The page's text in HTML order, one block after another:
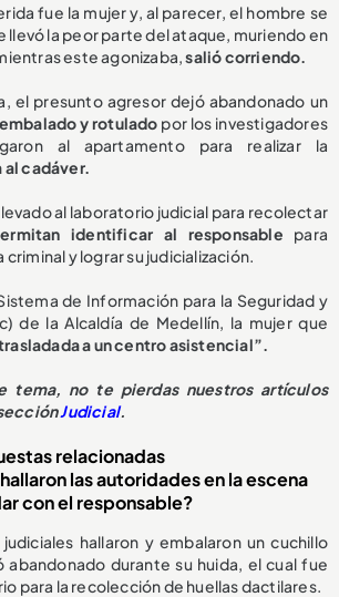
fue la mujer y, al parecer, el hombre se
llevó la peor parte del ataque, muriendo en
este agonizaba,salió corriendo.
el presunto agresor dejó abandonado un
embalado y rotulado por los investigadores
al apartamento para realizar la
cadáver.
al laboratorio judicial para recolectar
identificar al responsable para
criminal y lograr su judicialización.
de Información para la Seguridad y
de la Alcaldía de Medellín, la mujer que
a un centro asistencial”.
tema, no te pierdas nuestros artículos
Judicial.
relacionadas
las autoridades en la escena
con el responsable?
hallaron y embalaron un cuchillo
abandonado durante su huida, el cual fue
para la recolección de huellas dactilares.